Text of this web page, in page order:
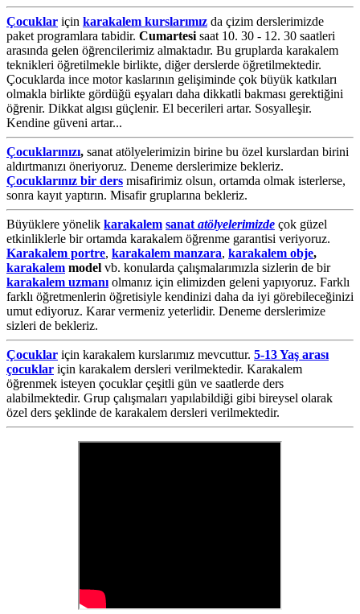
Çocuklar için karakalem kurslarımız da çizim derslerimizde
paket programlara tabidir. Cumartesi saat 10. 30 - 12. 30 saatleri
arasında gelen öğrencilerimiz almaktadır. Bu gruplarda karakalem
teknikleri öğretilmekle birlikte, diğer derslerde öğretilmektedir.
Çocuklarda ince motor kaslarının gelişiminde çok büyük katkıları
olmakla birlikte gördüğü eşyaları daha dikkatli bakması gerektiğini
öğrenir. Dikkat algısı güçlenir. El becerileri artar. Sosyalleşir.
Kendine güveni artar...
Çocuklarınızı, sanat atölyelerimizin birine bu özel kurslardan birini
aldırtmanızı öneriyoruz. Deneme derslerimize bekleriz.
Çocuklarınız bir ders misafirimiz olsun, ortamda olmak isterlerse,
sonra kayıt yaptırın. Misafir gruplarına bekleriz.
Büyüklere yönelik karakalem sanat atölyelerimizde çok güzel
etkinliklerle bir ortamda karakalem öğrenme garantisi veriyoruz.
Karakalem portre, karakalem manzara, karakalem obje,
karakalem model vb. konularda çalışmalarımızla sizlerin de bir
karakalem uzmanı olmanız için elimizden geleni yapıyoruz. Farklı
farklı öğretmenlerin öğretisiyle kendinizi daha da iyi görebileceğinizi
umut ediyoruz. Karar vermeniz yeterlidir. Deneme derslerimize
sizleri de bekleriz.
Çocuklar için karakalem kurslarımız mevcuttur. 5-13 Yaş arası
çocuklar için karakalem dersleri verilmektedir. Karakalem
öğrenmek isteyen çocuklar çeşitli gün ve saatlerde ders
alabilmektedir. Grup çalışmaları yapılabildiği gibi bireysel olarak
özel ders şeklinde de karakalem dersleri verilmektedir.